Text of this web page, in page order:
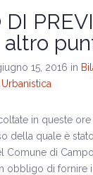
altro
15, 2016 in
Urbanistica
in queste
della quale è
Comune di
obbligo di fornire